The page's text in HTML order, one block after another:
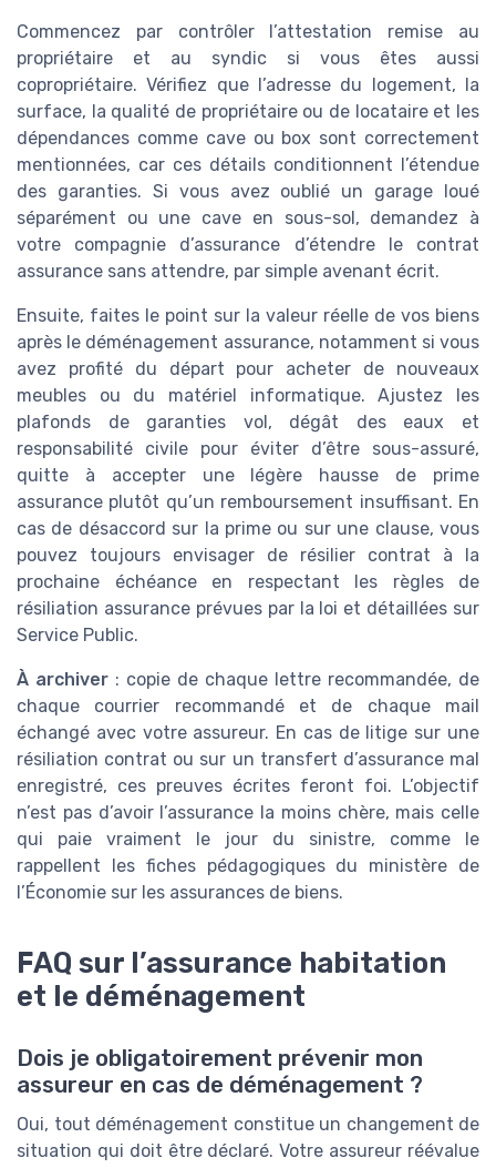
Commencez par contrôler l’attestation remise au
propriétaire et au syndic si vous êtes aussi
copropriétaire. Vérifiez que l’adresse du logement, la
surface, la qualité de propriétaire ou de locataire et les
dépendances comme cave ou box sont correctement
mentionnées, car ces détails conditionnent l’étendue
des garanties. Si vous avez oublié un garage loué
séparément ou une cave en sous-sol, demandez à
votre compagnie d’assurance d’étendre le contrat
assurance sans attendre, par simple avenant écrit.
Ensuite, faites le point sur la valeur réelle de vos biens
après le déménagement assurance, notamment si vous
avez profité du départ pour acheter de nouveaux
meubles ou du matériel informatique. Ajustez les
plafonds de garanties vol, dégât des eaux et
responsabilité civile pour éviter d’être sous-assuré,
quitte à accepter une légère hausse de prime
assurance plutôt qu’un remboursement insuffisant. En
cas de désaccord sur la prime ou sur une clause, vous
pouvez toujours envisager de résilier contrat à la
prochaine échéance en respectant les règles de
résiliation assurance prévues par la loi et détaillées sur
Service Public.
À archiver : copie de chaque lettre recommandée, de
chaque courrier recommandé et de chaque mail
échangé avec votre assureur. En cas de litige sur une
résiliation contrat ou sur un transfert d’assurance mal
enregistré, ces preuves écrites feront foi. L’objectif
n’est pas d’avoir l’assurance la moins chère, mais celle
qui paie vraiment le jour du sinistre, comme le
rappellent les fiches pédagogiques du ministère de
l’Économie sur les assurances de biens.
FAQ sur l’assurance habitation
et le déménagement
Dois je obligatoirement prévenir mon
assureur en cas de déménagement ?
Oui, tout déménagement constitue un changement de
situation qui doit être déclaré. Votre assureur réévalue